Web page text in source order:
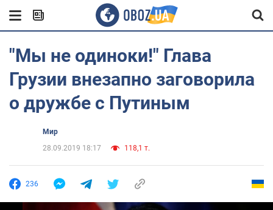
"Мы не одиноки!" Глава
Грузии внезапно заговорила
о дружбе с Путиным
Мир
28.09.2019 18:17
118,1 т.
236